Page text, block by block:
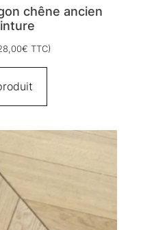
chêne ancien
€ TTC)